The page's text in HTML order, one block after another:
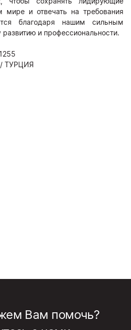
мире и отвечать на требования
благодаря нашим сильным
и профессиональности.
ТУРЦИЯ
Вам помочь?